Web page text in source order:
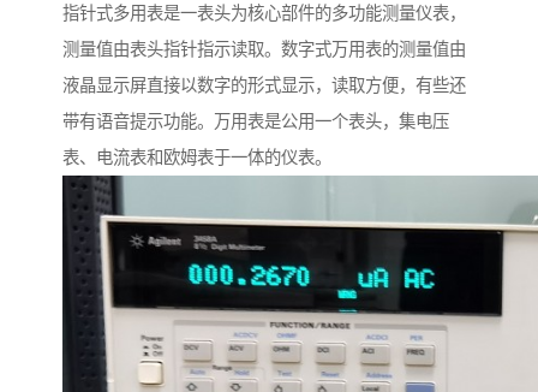
指针式多用表是一表头为核心部件的多功能测量仪表，
测量值由表头指针指示读取。数字式万用表的测量值由
液晶显示屏直接以数字的形式显示，读取方便，有些还
带有语音提示功能。万用表是公用一个表头，集电压
表、电流表和欧姆表于一体的仪表。